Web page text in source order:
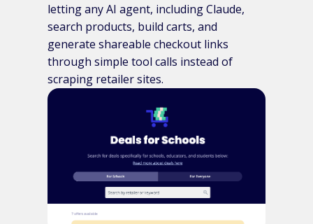
letting any AI agent, including Claude,
search products, build carts, and
generate shareable checkout links
through simple tool calls instead of
scraping retailer sites.